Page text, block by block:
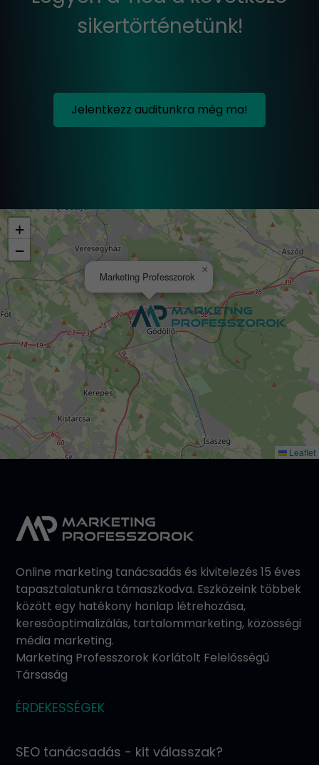
sikertörténetünk!
Jelentkezz auditunkra még ma!
Marketing Professzorok
×
+
−
Leaflet
Online marketing tanácsadás és kivitelezés 15 éves
tapasztalatunkra támaszkodva. Eszközeink többek
között egy hatékony honlap létrehozása,
keresőoptimalizálás, tartalommarketing, közösségi
média marketing.
Marketing Professzorok Korlátolt Felelősségű
Társaság
ÉRDEKESSÉGEK
SEO tanácsadás - kit válasszak?